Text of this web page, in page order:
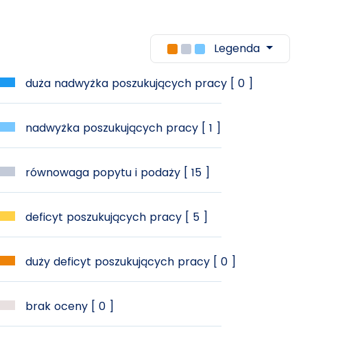
Legenda
duża nadwyżka poszukujących pracy [ 0 ]
nadwyżka poszukujących pracy [ 1 ]
równowaga popytu i podaży [ 15 ]
deficyt poszukujących pracy [ 5 ]
duży deficyt poszukujących pracy [ 0 ]
brak oceny [ 0 ]